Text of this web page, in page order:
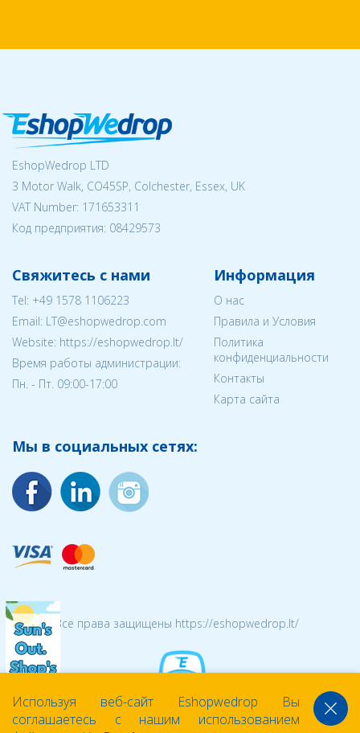
EshopWedrop LTD
3 Motor Walk, CO45SP, Colchester, Essex, UK
VAT Number: 171653311
Код предприятия: 08429573
Свяжитесь с нами
Tel: +49 1578 1106223
Email: LT@eshopwedrop.com
Website: https://eshopwedrop.lt/
Время работы администрации:
Пн. - Пт. 09:00-17:00
Информация
О нас
Правила и Условия
Политика
конфиденциальности
Контакты
Карта сайта
Мы в социальных сетях:
© 2026 Все права защищены https://eshopwedrop.lt/
Используя веб-сайт Eshopwedrop Вы
соглашаетесь с нашим использованием